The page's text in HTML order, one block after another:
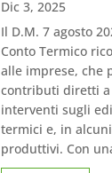
Dic 3, 2025
Il D.M. 7 agosto
Conto Termico
alle imprese, che
contributi diretti
interventi sugli
termici e, in
produttivi. Con